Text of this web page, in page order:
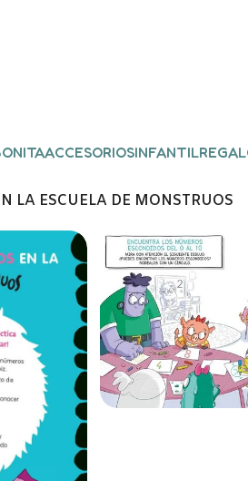
ACCESORIOSINFANTIL
LA ESCUELA DE MONSTRUOS